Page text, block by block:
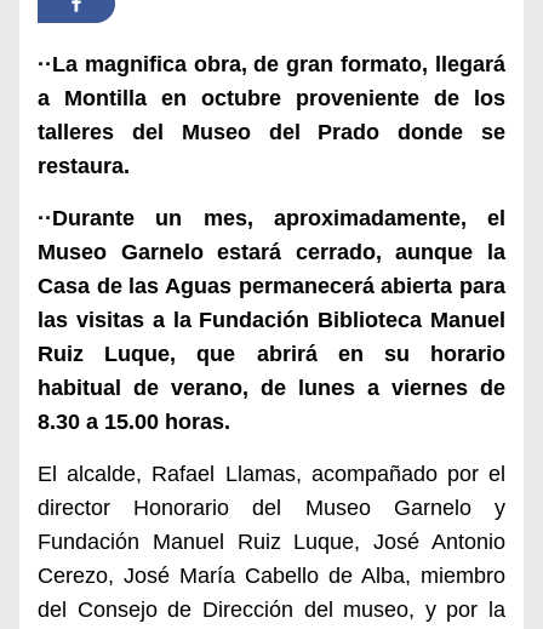
··La magnifica obra, de gran formato, llegará
a Montilla en octubre proveniente de los
talleres del Museo del Prado donde se
restaura.
··Durante un mes, aproximadamente, el
Museo Garnelo estará cerrado, aunque la
Casa de las Aguas permanecerá abierta para
las visitas a la Fundación Biblioteca Manuel
Ruiz Luque, que abrirá en su horario
habitual de verano, de lunes a viernes de
8.30 a 15.00 horas.
El alcalde, Rafael Llamas, acompañado por el
director Honorario del Museo Garnelo y
Fundación Manuel Ruiz Luque, José Antonio
Cerezo, José María Cabello de Alba, miembro
del Consejo de Dirección del museo, y por la